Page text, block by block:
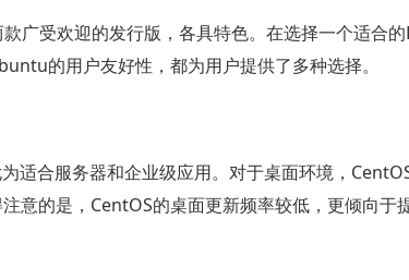
广受欢迎的发行版，各具特色。在选择一个适合
的用户友好性，都为用户提供了多种选择。
适合服务器和企业级应用。对于桌面环境，
意的是，CentOS的桌面更新频率较低，更倾向于